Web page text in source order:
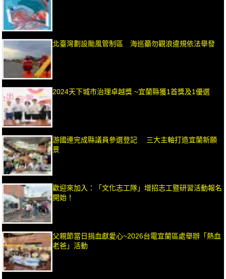
北臺灣劃設颱風管制區 海巡籲勿觀浪違規依法舉發
2024天下城市治理卓越獎 ~宜蘭縣獲1首獎及1優選
游國連完成縣議員參選登記 三大主軸打造宜蘭新願
景
歡迎來加入：「文化志工隊」增招志工暨研習活動報名
開始！
父親節當日捐血獻愛心~2026台電宜蘭區處舉辦「熱血
老爸」活動